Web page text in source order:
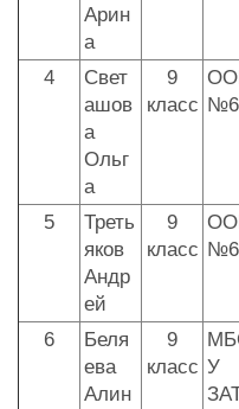
Арин
а
4
Свет
ашов
а
Ольг
а
9
класс №6
5
Треть
яков
Андр
ей
9
класс №6
6
Беля
ева
Алин
9
класс У